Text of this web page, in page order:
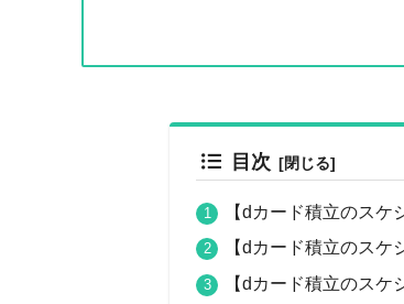
目次
【dカード積立のス
【dカード積立のス
【dカード積立のス